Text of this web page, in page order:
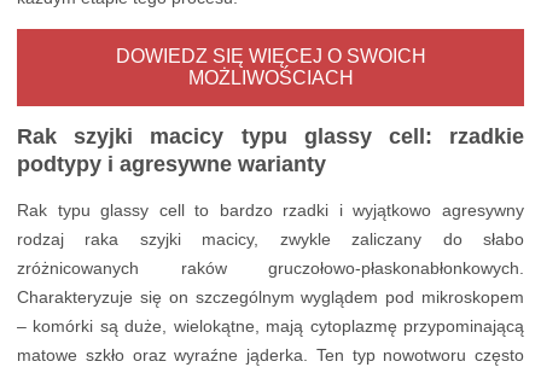
DOWIEDZ SIĘ WIĘCEJ O SWOICH
MOŻLIWOŚCIACH
Rak szyjki macicy typu glassy cell: rzadkie
podtypy i agresywne warianty
Rak typu glassy cell to bardzo rzadki i wyjątkowo agresywny
rodzaj raka szyjki macicy, zwykle zaliczany do słabo
zróżnicowanych raków gruczołowo-płaskonabłonkowych.
Charakteryzuje się on szczególnym wyglądem pod mikroskopem
– komórki są duże, wielokątne, mają cytoplazmę przypominającą
matowe szkło oraz wyraźne jąderka. Ten typ nowotworu często